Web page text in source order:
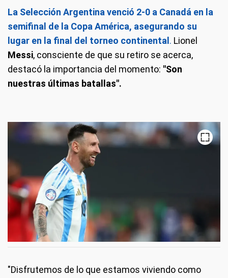
La Selección Argentina venció 2-0 a Canadá en la
semifinal de la Copa América, asegurando su
lugar en la final del torneo continental . Lionel
Messi, consciente de que su retiro se acerca,
destacó la importancia del momento: "Son
nuestras últimas batallas".
"Disfrutemos de lo que estamos viviendo como